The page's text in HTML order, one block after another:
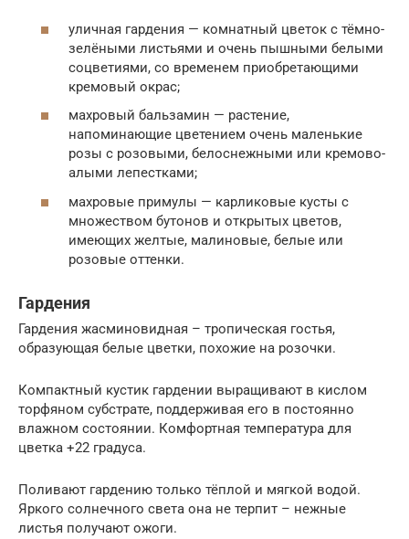
уличная гардения — комнатный цветок с тёмно-
зелёными листьями и очень пышными белыми
соцветиями, со временем приобретающими
кремовый окрас;
махровый бальзамин — растение,
напоминающие цветением очень маленькие
розы с розовыми, белоснежными или кремово-
алыми лепестками;
махровые примулы — карликовые кусты с
множеством бутонов и открытых цветов,
имеющих желтые, малиновые, белые или
розовые оттенки.
Гардения
Гардения жасминовидная – тропическая гостья,
образующая белые цветки, похожие на розочки.
Компактный кустик гардении выращивают в кислом
торфяном субстрате, поддерживая его в постоянно
влажном состоянии. Комфортная температура для
цветка +22 градуса.
Поливают гардению только тёплой и мягкой водой.
Яркого солнечного света она не терпит – нежные
листья получают ожоги.